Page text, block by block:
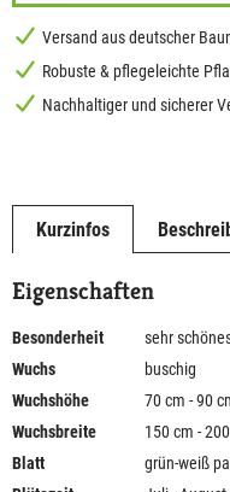
Versand aus deutscher
Robuste & pflegeleichte
Nachhaltiger und sicherer
Kurzinfos
Eigenschaften
Besonderheit
sehr
Wuchs
buschig
Wuchshöhe
70 cm - 90
Wuchsbreite
150 cm -
Blatt
grün-weiß